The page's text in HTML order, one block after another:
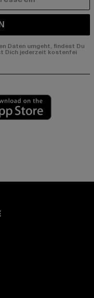
Daten umgeht, findest Du
Dich jederzeit kostenfei